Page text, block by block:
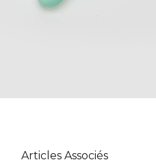
Articles Associés